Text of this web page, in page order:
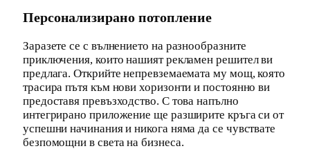
Персонализирано потопление
Заразете се с вълнението на разнообразните
приключения, които нашият рекламен решител ви
предлага. Открийте непревземаемата му мощ, която
трасира пътя към нови хоризонти и постоянно ви
предоставя превъзходство. С това напълно
интегрирано приложение ще разширите кръга си от
успешни начинания и никога няма да се чувствате
безпомощни в света на бизнеса.